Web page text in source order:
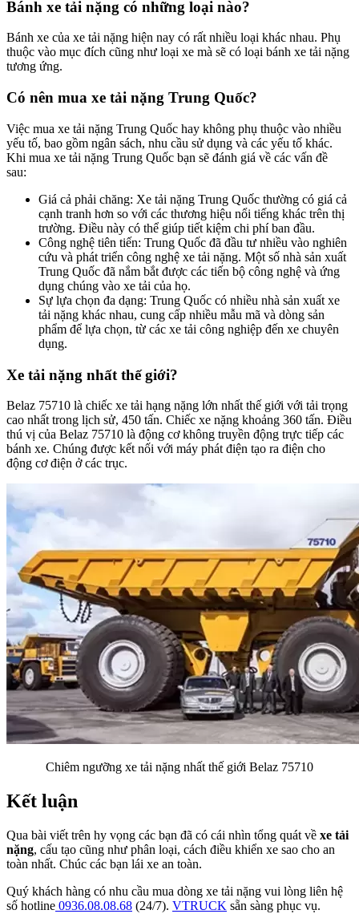
Bánh xe tải nặng có những loại nào?
Bánh xe của xe tải nặng hiện nay có rất nhiều loại khác nhau. Phụ
thuộc vào mục đích cũng như loại xe mà sẽ có loại bánh xe tải nặng
tương ứng.
Có nên mua xe tải nặng Trung Quốc?
Việc mua xe tải nặng Trung Quốc hay không phụ thuộc vào nhiều
yếu tố, bao gồm ngân sách, nhu cầu sử dụng và các yếu tố khác.
Khi mua xe tải nặng Trung Quốc bạn sẽ đánh giá về các vấn đề
sau:
Giá cả phải chăng: Xe tải nặng Trung Quốc thường có giá cả
cạnh tranh hơn so với các thương hiệu nổi tiếng khác trên thị
trường. Điều này có thể giúp tiết kiệm chi phí ban đầu.
Công nghệ tiên tiến: Trung Quốc đã đầu tư nhiều vào nghiên
cứu và phát triển công nghệ xe tải nặng. Một số nhà sản xuất
Trung Quốc đã nắm bắt được các tiến bộ công nghệ và ứng
dụng chúng vào xe tải của họ.
Sự lựa chọn đa dạng: Trung Quốc có nhiều nhà sản xuất xe
tải nặng khác nhau, cung cấp nhiều mẫu mã và dòng sản
phẩm để lựa chọn, từ các xe tải công nghiệp đến xe chuyên
dụng.
Xe tải nặng nhất thế giới?
Belaz 75710 là chiếc xe tải hạng nặng lớn nhất thế giới với tải trọng
cao nhất trong lịch sử, 450 tấn. Chiếc xe nặng khoảng 360 tấn. Điều
thú vị của Belaz 75710 là động cơ không truyền động trực tiếp các
bánh xe. Chúng được kết nối với máy phát điện tạo ra điện cho
động cơ điện ở các trục.
Chiêm ngưỡng xe tải nặng nhất thế giới Belaz 75710
Kết luận
Qua bài viết trên hy vọng các bạn đã có cái nhìn tổng quát về xe tải
nặng, cấu tạo cũng như phân loại, cách điều khiển xe sao cho an
toàn nhất. Chúc các bạn lái xe an toàn.
Quý khách hàng có nhu cầu mua dòng xe tải nặng vui lòng liên hệ
số hotline 0936.08.08.68 (24/7). VTRUCK sẵn sàng phục vụ.